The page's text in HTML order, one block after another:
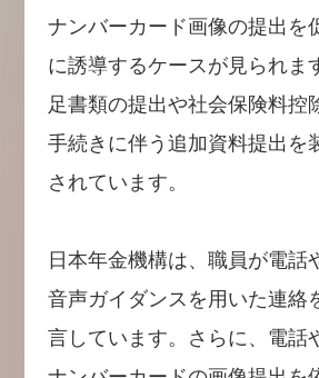
ナンバーカード画像の提出を
に誘導するケースが見られま
足書類の提出や社会保険料控
手続きに伴う追加資料提出を
されています。
日本年金機構は、職員が電話
音声ガイダンスを用いた連絡
言しています。さらに、電話